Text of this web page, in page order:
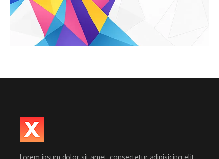
Lorem ipsum dolor sit amet, consectetur adipisicing elit.